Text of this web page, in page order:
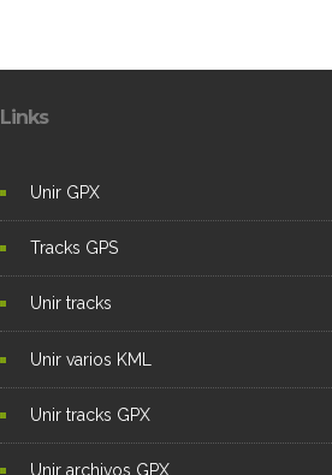
Links
Unir GPX
Tracks GPS
Unir tracks
Unir varios KML
Unir tracks GPX
Unir archivos GPX